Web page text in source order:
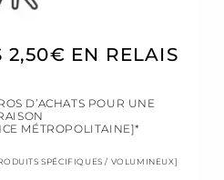
2,50€ EN RELAIS
D’ACHATS POUR UNE
MÉTROPOLITAINE]*
SPÉCIFIQUES / VOLUMINEUX]